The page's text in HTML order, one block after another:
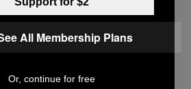
zu bleiben.
bringt also nichts. Gibt’s
ändern würde?
All Membership Plans
Or, continue for free